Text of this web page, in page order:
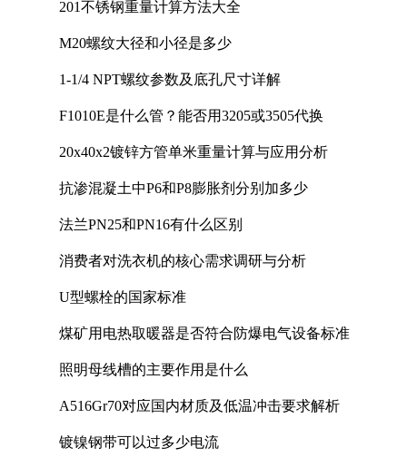
201不锈钢重量计算方法大全
M20螺纹大径和小径是多少
1-1/4 NPT螺纹参数及底孔尺寸详解
F1010E是什么管？能否用3205或3505代换
20x40x2镀锌方管单米重量计算与应用分析
抗渗混凝土中P6和P8膨胀剂分别加多少
法兰PN25和PN16有什么区别
消费者对洗衣机的核心需求调研与分析
U型螺栓的国家标准
煤矿用电热取暖器是否符合防爆电气设备标准
照明母线槽的主要作用是什么
A516Gr70对应国内材质及低温冲击要求解析
镀镍钢带可以过多少电流